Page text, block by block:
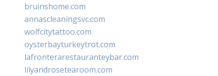
bruinshome.com
annascleaningsvc.com
wolfcitytattoo.com
oysterbayturkeytrot.com
lafronterarestauranteybar.com
lilyandrosetearoom.com